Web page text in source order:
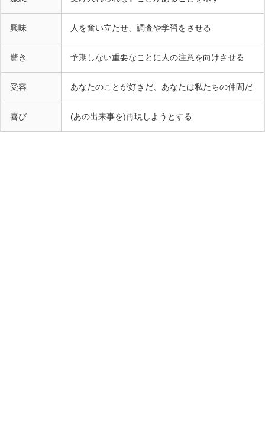
興味 人を奮い立たせ、調査や学習をさせる
驚き 予期しない重要なことに人の注意を向けさせる
受容 あなたのことが好きだ、あなたは私たちの仲間だ
喜び (あの出来事を)再現しようとする